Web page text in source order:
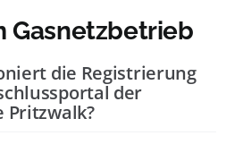
Gasnetzbetrieb
die Registrierung
der
Pritzwalk?